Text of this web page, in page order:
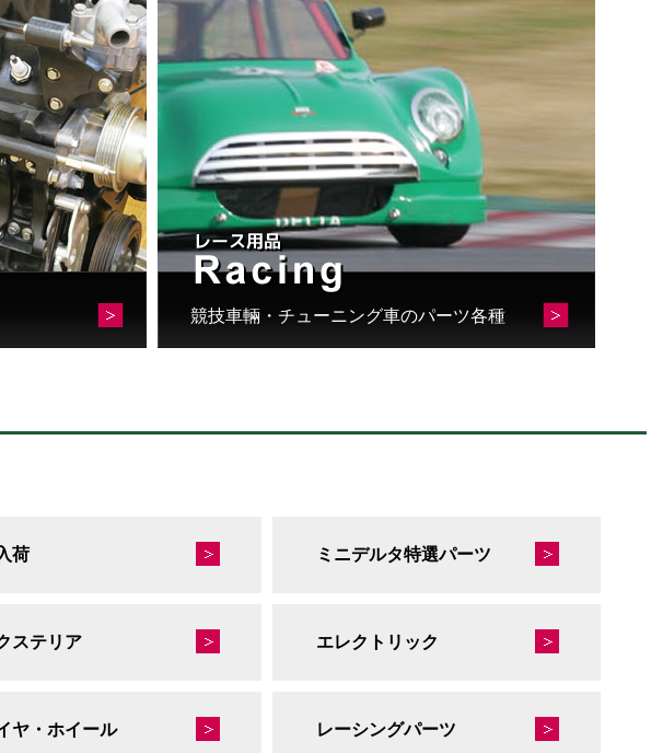
競技車輛・チューニング車のパーツ各種
荷 ミニデルタ特選パーツ
ステリア エレクトリック
ヤ・ホイール レーシングパーツ